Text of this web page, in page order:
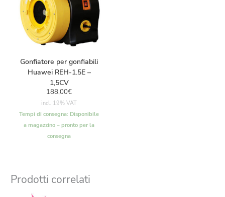
Gonfiatore per gonfiabili
Huawei REH-1.5E –
1,5CV
188,00€
incl. 19% VAT
Tempi di consegna: Disponibile
a magazzino – pronto per la
consegna
Prodotti correlati